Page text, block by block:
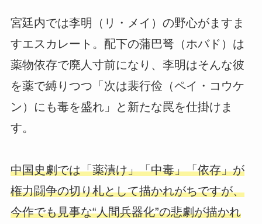
宮廷内では李明（リ・メイ）の野心がますま
すエスカレート。配下の蒲巴弩（ホバド）は
薬物依存で廃人寸前になり、李明はそんな彼
を薬で縛りつつ「次は裴行俭（ペイ・コウケ
ン）にも毒を盛れ」と新たな罠を仕掛けま
す。
中国史劇では「薬漬け」「中毒」「依存」が
権力闘争の切り札として描かれがちですが、
今作でも見事な“人間兵器化”の悲劇が描かれ